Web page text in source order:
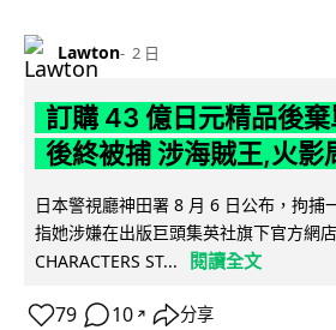
Lawton 2 日
訂購 43 億日元精品後
後終被捕 涉海賊王,火影
日本警視廳神田署 8 月 6 日公布，拘捕
指她涉嫌在出版巨頭集英社旗下官方網
CHARACTERS ST...
閱讀全文
79 10 ↗ 分享